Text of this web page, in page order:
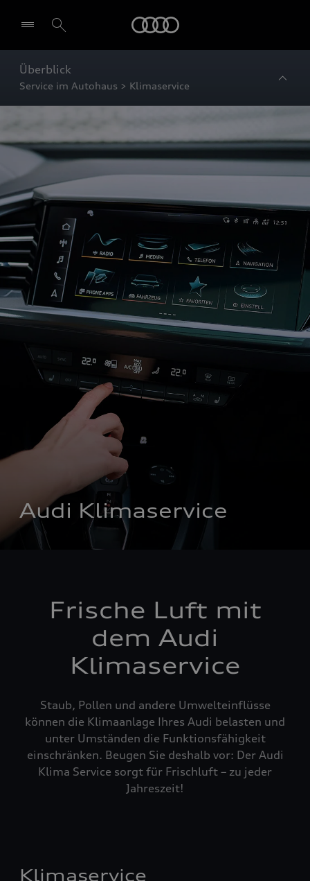
Überblick
Service im Autohaus > Klimaservice
Audi Klimaservice
Frische Luft mit
dem Audi
Klimaservice
Staub, Pollen und andere Umwelteinflüsse
können die Klimaanlage Ihres Audi belasten und
unter Umständen die Funktionsfähigkeit
einschränken. Beugen Sie deshalb vor: Der Audi
Klima Service sorgt für Frischluft – zu jeder
Jahreszeit!
Klimaservice